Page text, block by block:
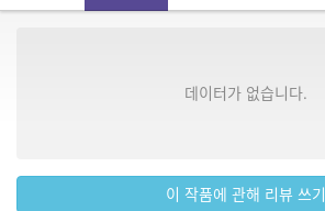
데이터가 없습니다.
이 작품에 관해 리뷰 쓰기